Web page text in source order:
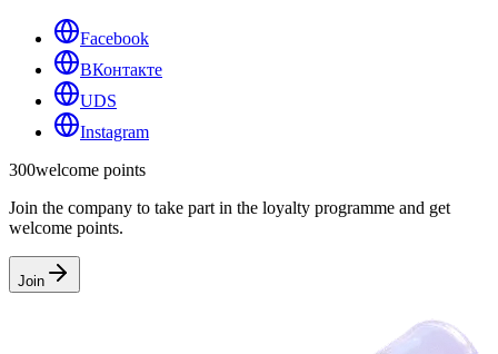
Facebook
ВКонтакте
UDS
Instagram
300welcome points
Join the company to take part in the loyalty programme and get
welcome points.
Join